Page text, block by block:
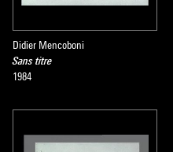
Didier Mencoboni
Sans titre
1984